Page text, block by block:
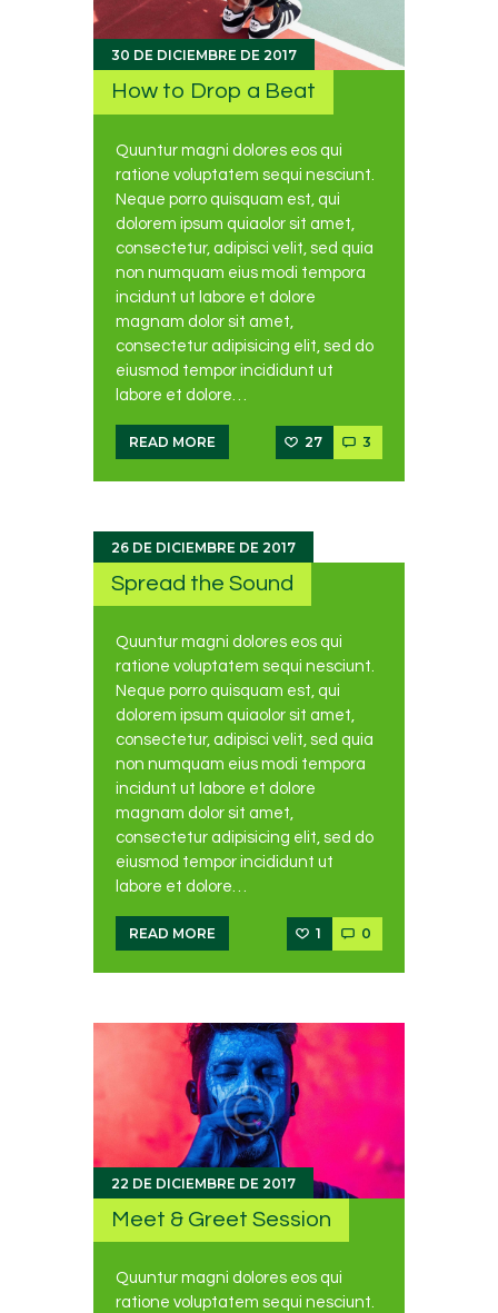
30 DE DICIEMBRE DE 2017
How to Drop a Beat
Quuntur magni dolores eos qui
ratione voluptatem sequi nesciunt.
Neque porro quisquam est, qui
dolorem ipsum quiaolor sit amet,
consectetur, adipisci velit, sed quia
non numquam eius modi tempora
incidunt ut labore et dolore
magnam dolor sit amet,
consectetur adipisicing elit, sed do
eiusmod tempor incididunt ut
labore et dolore…
READ MORE 27 3
26 DE DICIEMBRE DE 2017
Spread the Sound
Quuntur magni dolores eos qui
ratione voluptatem sequi nesciunt.
Neque porro quisquam est, qui
dolorem ipsum quiaolor sit amet,
consectetur, adipisci velit, sed quia
non numquam eius modi tempora
incidunt ut labore et dolore
magnam dolor sit amet,
consectetur adipisicing elit, sed do
eiusmod tempor incididunt ut
labore et dolore…
READ MORE 1 0
22 DE DICIEMBRE DE 2017
Meet & Greet Session
Quuntur magni dolores eos qui
ratione voluptatem sequi nesciunt.